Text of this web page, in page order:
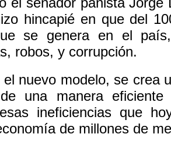
hincapié en que del
se genera en el
robos, y corrupción.
nuevo modelo, se crea
una manera eficiente
ineficiencias que
de millones de